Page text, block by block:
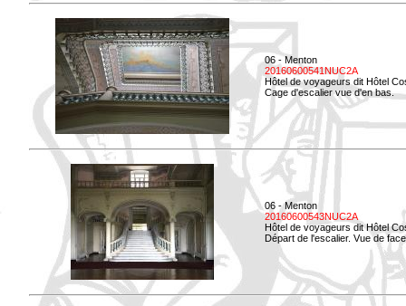
06 - Menton
20160600541NUC2A
Hôtel de voyageurs dit Hôtel
Cage d'escalier vue d'en bas.
06 - Menton
20160600543NUC2A
Hôtel de voyageurs dit Hôtel
Départ de l'escalier. Vue de